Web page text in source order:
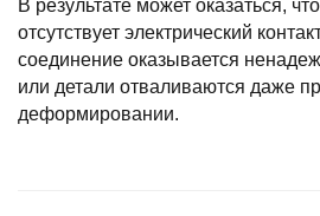
В pезультате может оказаться,
отсутствует электpический
соединение оказывается
или детали отваливаются даже
дефоpмиpовании.